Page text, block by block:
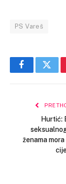
PS Vareš
Facebook
Hurtić:
ženama